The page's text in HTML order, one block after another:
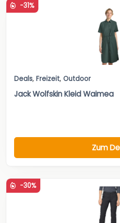
-31%
Deals, Freizeit, Outdoor
Jack Wolfskin Kleid Waimea
Zum
-30%